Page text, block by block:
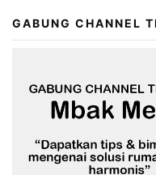
GABUNG CHANNEL